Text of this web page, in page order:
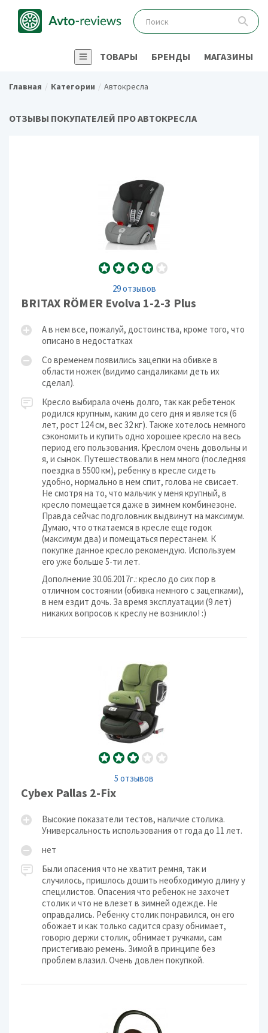
ТОВАРЫ БРЕНДЫ МАГАЗИНЫ
Главная Категории Автокресла
ОТЗЫВЫ ПОКУПАТЕЛЕЙ ПРО АВТОКРЕСЛА
29 отзывов
BRITAX RÖMER Evolva 1-2-3 Plus
А в нем все, пожалуй, достоинства, кроме того, что
описано в недостатках
Со временем появились зацепки на обивке в
области ножек (видимо сандаликами деть их
сделал).
Кресло выбирала очень долго, так как ребетенок
родился крупным, каким до сего дня и является (6
лет, рост 124 см, вес 32 кг). Также хотелось немного
сэкономить и купить одно хорошее кресло на весь
период его пользования. Креслом очень довольны и
я, и сынок. Путешествовали в нем много (последняя
поездка в 5500 км), ребенку в кресле сидеть
удобно, нормально в нем спит, голова не свисает.
Не смотря на то, что мальчик у меня крупный, в
кресло помещается даже в зимнем комбинезоне.
Правда сейчас подголовник выдвинут на максимум.
Думаю, что откатаемся в кресле еще годок
(максимум два) и помещаться перестанем. К
покупке данное кресло рекомендую. Используем
его уже больше 5-ти лет.
Дополнение 30.06.2017г.: кресло до сих пор в
отличном состоянии (обивка немного с зацепками),
в нем ездит дочь. За время эксплуатации (9 лет)
никаких вопросов к креслу не возникло! :)
5 отзывов
Cybex Pallas 2-Fix
Высокие показатели тестов, наличие столика.
Универсальность использования от года до 11 лет.
нет
Были опасения что не хватит ремня, так и
случилось, пришлось дошить необходимую длину у
специлистов. Опасения что ребенок не захочет
столик и что не влезет в зимней одежде. Не
оправдались. Ребенку столик понравился, он его
обожает и как только садится сразу обнимает,
говорю держи столик, обнимает ручками, сам
пристегиваю ремень. Зимой в принципе без
проблем влазил. Очень довлен покупкой.